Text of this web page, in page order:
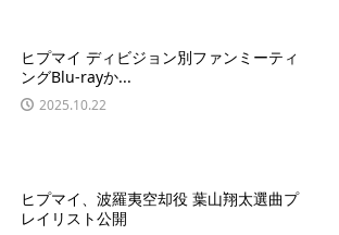
ヒプマイ ディビジョン別ファンミーティ
ングBlu-rayか...
2025.10.22
ヒプマイ、波羅夷空却役 葉山翔太選曲プ
レイリスト公開